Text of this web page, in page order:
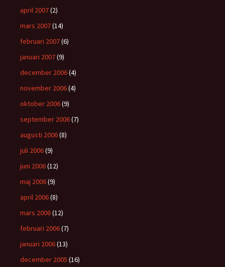
april 2007(2)
mars 2007(14)
februari 2007(6)
januari 2007(9)
december 2006(4)
november 2006(4)
oktober 2006(9)
september 2006(7)
augusti 2006(8)
juli 2006(9)
juni 2006(12)
maj 2006(9)
april 2006(8)
mars 2006(12)
februari 2006(7)
januari 2006(13)
december 2005 (16)